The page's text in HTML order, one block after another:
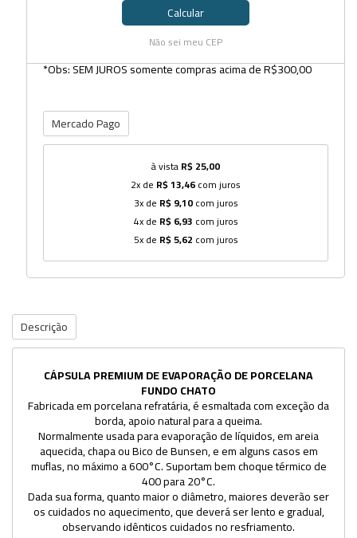
Calcular
Não sei meu CEP
*Obs: SEM JUROS somente compras acima de R$300,00
Mercado Pago
à vistaR$ 25,00
2x de R$ 13,46com juros
3x de R$ 9,10com juros
4x de R$ 6,93 com juros
5x de R$ 5,62 com juros
Descrição
CÁPSULA PREMIUM DE EVAPORAÇÃO DE PORCELANA
FUNDO CHATO
Fabricada em porcelana refratária, é esmaltada com exceção da
borda, apoio natural para a queima.
Normalmente usada para evaporação de líquidos, em areia
aquecida, chapa ou Bico de Bunsen, e em alguns casos em
muflas, no máximo a 600°C. Suportam bem choque térmico de
400 para 20°C.
Dada sua forma, quanto maior o diâmetro, maiores deverão ser
os cuidados no aquecimento, que deverá ser lento e gradual,
observando idênticos cuidados no resfriamento.